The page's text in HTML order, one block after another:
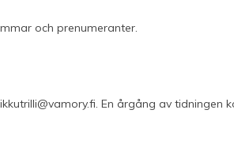
och prenumeranter.
En årgång av tidningen